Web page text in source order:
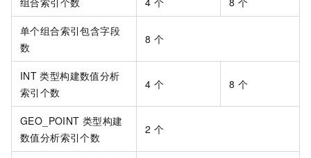
单个组合索引包含字段
数
8 个
INT 类型构建数值分析
索引个数
4 个 8 个
GEO_POINT 类型构建
数值分析索引个数
2 个